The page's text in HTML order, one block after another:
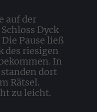
auf der
Dyck
Pause ließ
des riesigen
In
dort
Rätsel.
zu leicht.